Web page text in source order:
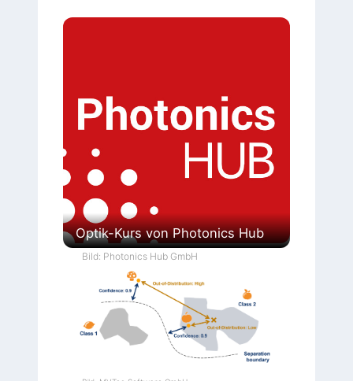
Optik-Kurs von Photonics Hub
Bild: Photonics Hub GmbH